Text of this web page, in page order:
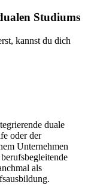
Studiums
kannst du dich
duale
oder der
Unternehmen
als